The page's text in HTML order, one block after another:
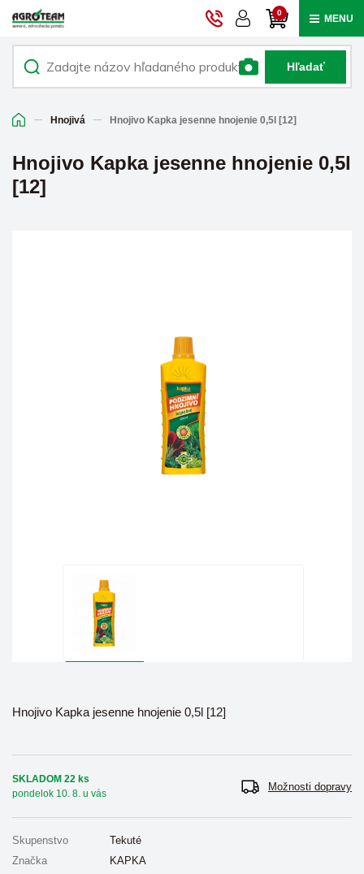
0 MENU
Hľadať
Hnojivá Hnojivo Kapka jesenne hnojenie 0,5l [12]
Hnojivo Kapka jesenne hnojenie 0,5l
[12]
Hnojivo Kapka jesenne hnojenie 0,5l [12]
SKLADOM 22 ks
pondelok 10. 8. u vás
Možnosti dopravy
Skupenstvo
Tekuté
Značka
KAPKA